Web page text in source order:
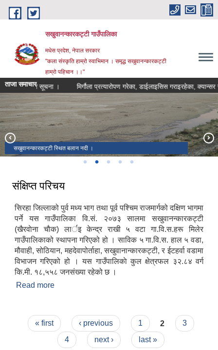
Skip to main content
सखुवानन्कारकट्टी गाउँपालिका
मधेस प्रदेश, नेपाल सरकार
"कला संस्कृति हाम्रो स्वाभिमान । समृद्ध सखुवानन्कारकट्टी
हाम्रो पहिचान ।।"
ताजा समाचार
सम्बन्धी सूचना । मिर्गौला प्रत्यारोपण गरेका, डाईलाइसिस गराइरहेका, क्यान्सर
सखुवानन्कारकट्टी गाउँपालिकाको कार्यालय ।
सखुवानन्कारकट्टी स्थित बलान नदी ।
सखुवानन्कारकट्टी वडा नं. ३ स्थित रहेको माँ राजदेवी मन्दिर ।
सखुवानन्कारकट्टी स्थित बलान नदी ।
सखुवानन्कारकट्टी गाउँपालिका नक्सा ।
संक्षिप्त परिचय
सिरहा जिल्लाको पुर्व मध्य भाग तथा पूर्व पश्चिम राजमार्गको दक्षिण भागमा
पर्ने यस गाउँपालिका वि.सं. २०७३ सालमा सखुवानन्कारकट्टी
(खैरवाेना चाैक) लार्इ केन्द्र राखी ५ वटा गा.वि.स.हरू मिलेर
गाउँपालिकाको स्थापना गरिएको हो । साविक ५ गा.वि.स. हाल ५ वडा,
मौवाही, सोठियान, महदेवापोर्ताहा, सखुवानान्कारकट्टी, र ईटहर्वा वडामा
विभाजन गरिएको हो । यस गाउँपालिकाे कुल क्षेत्रफल ३२.८४ वर्ग
कि.मी. १८,५५८ जनसंख्या रहेको छ ।
Read more
Pages
« first ‹ previous 1 2
3
4
next › last »